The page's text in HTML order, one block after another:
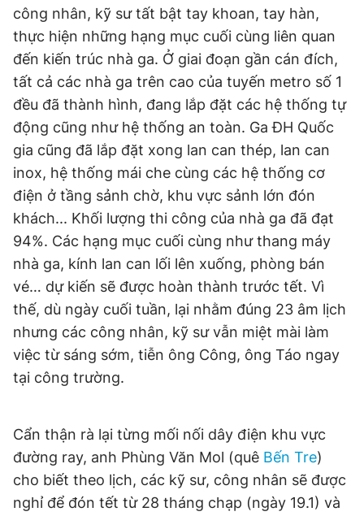
công nhân, kỹ sư tất bật tay khoan, tay hàn,
thực hiện những hạng mục cuối cùng liên quan
đến kiến trúc nhà ga. Ở giai đoạn gần cán đích,
tất cả các nhà ga trên cao của tuyến metro số 1
đều đã thành hình, đang lắp đặt các hệ thống tự
động cũng như hệ thống an toàn. Ga ĐH Quốc
gia cũng đã lắp đặt xong lan can thép, lan can
inox, hệ thống mái che cùng các hệ thống cơ
điện ở tầng sảnh chờ, khu vực sảnh lớn đón
khách... Khối lượng thi công của nhà ga đã đạt
94%. Các hạng mục cuối cùng như thang máy
nhà ga, kính lan can lối lên xuống, phòng bán
vé… dự kiến sẽ được hoàn thành trước tết. Vì
thế, dù ngày cuối tuần, lại nhằm đúng 23 âm lịch
nhưng các công nhân, kỹ sư vẫn miệt mài làm
việc từ sáng sớm, tiễn ông Công, ông Táo ngay
tại công trường.
Cẩn thận rà lại từng mối nối dây điện khu vực
đường ray, anh Phùng Văn Mol (quê Bến Tre)
cho biết theo lịch, các kỹ sư, công nhân sẽ được
nghỉ để đón tết từ 28 tháng chạp (ngày 19.1) và